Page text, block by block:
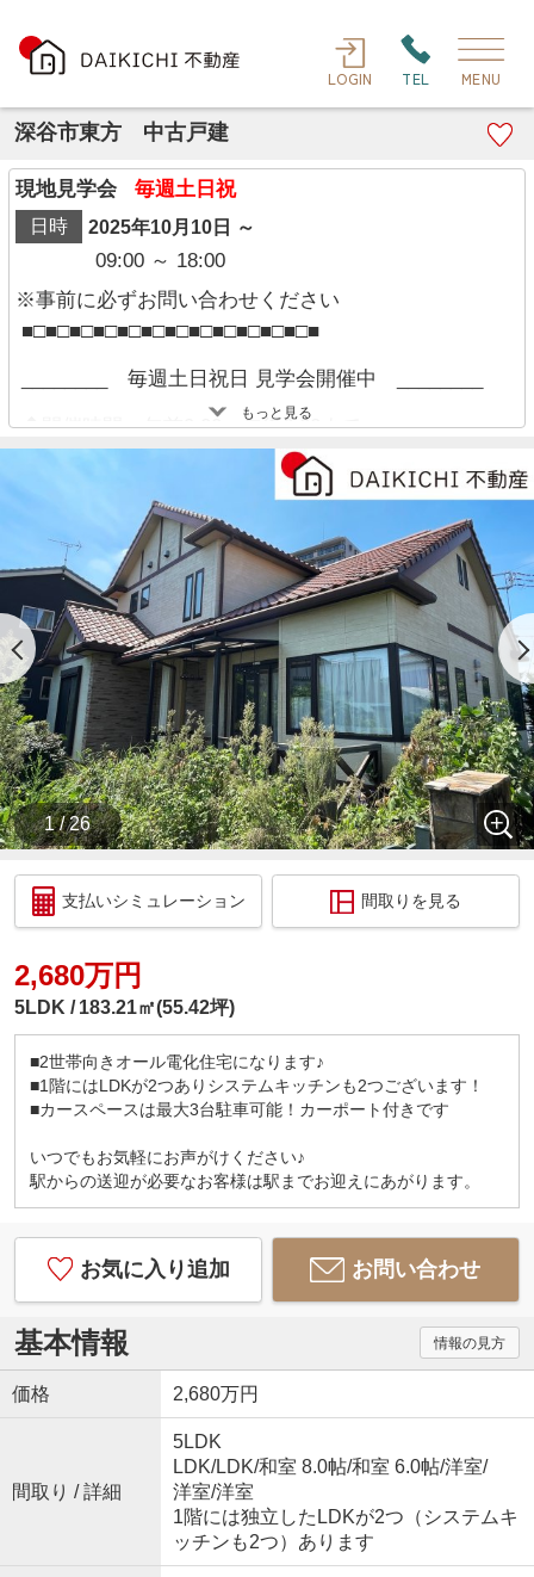
LOGIN TEL MENU
深谷市東方 中古戸建
現地見学会 毎週土日祝
日時 2025年10月10日 ～
09:00 ～ 18:00
※事前に必ずお問い合わせください
■□■□■□■□■□■□■□■□■□■□■□■□■
________ 毎週土日祝日 見学会開催中 ________
◆開催時間：午前9:00～午後6:00まで
※現地にスタッフは常駐しておりません。
経験豊富なキャリアのあるスタッフが物件資料を現
地までお届けし、各物件の特徴や仕様・設備につい
て等、細かくご説明させて頂きます！
お子様連れでも問題ございません、この機会にぜひ
現地をご覧ください♪
ご希望の方は下記までご連絡下さいませ。
【株式会社DAIKICHI不動産】
【お問い合わせ：048-580-7057】
________ 住宅ローン相談会開催中 ________
DAIKICHI不動産はローンに自信があります！！
1.他社で断られた経験のある方
2.収入に自信のない方
3.過去に支払い遅延等がある方 お気軽にご相談く
ださい♪
自己資金０円のお住まい探しはDAIKICHI不動産にお
過去に多くのお客様が自己資金０円でご購入されて
います。
金利の安いこんな時代、 フルローンも問題なしです
_ 弊社では以下の５つをお客様にお約束いたしま
す _
1.物件の善し悪しは全て正直にお話しします。
2.無理な売り込みや契約の催促、突然の訪問等、し
つこい営業はいたしません。
3.契約したら終わりではなくお引き渡し後、お引越
し後もお客様のパートナーであること。
4.ウソやおとり広告は一切使いません。(データ更新
は迅速に行います。）
5.お客様の個人情報は細心の注意を払って取り扱い
ます。
■□■□■□■□■□■□■□■□■□■□■□■□■
もっと見る
1 / 26
支払いシミュレーション 間取りを見る
2,680万円
5LDK 183.21㎡(55.42坪)
■2世帯向きオール電化住宅になります♪
■1階にはLDKが2つありシステムキッチンも2つございます！
■カースペースは最大3台駐車可能！カーポート付きです
いつでもお気軽にお声がけください♪
駅からの送迎が必要なお客様は駅までお迎えにあがります。
お気に入り追加 お問い合わせ
基本情報 情報の見方
価格 2,680万円
間取り / 詳細
5LDK
LDK/LDK/和室 8.0帖/和室 6.0帖/洋室/
洋室/洋室
1階には独立したLDKが2つ（システムキ
ッチンも2つ）あります